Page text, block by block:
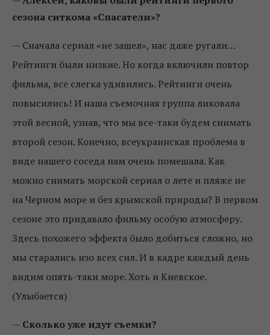
сезона ситкома «Спасатели»?
— Сначала сериал «не зашел», нас даже ругали…
Рейтинги были низкие. Но когда включили повтор
фильма, все слегка удивились. Рейтинги очень
повысились! И наша съемочная группа ликовала
этой весной, узнав, что мы все-таки будем снимать
второй сезон. Конечно, всеукраинская проблема в
виде нашего соседа нам очень помешала. Как
можно снимать морской сериал о лете и пляже не
на Черном море и без крымской природы? В первом
сезоне это придавало фильму особую атмосферу.
Здесь похожего эффекта было добиться сложно, но
мы старались изо всех сил. И в кадре каждый день
видим опять-таки море. Хоть и Киевское.
(Улыбается)
— Сколько уже идут съемки?